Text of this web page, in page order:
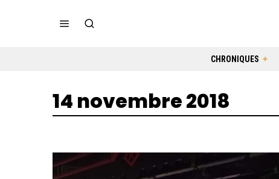
CHRONIQUES
14 novembre 2018